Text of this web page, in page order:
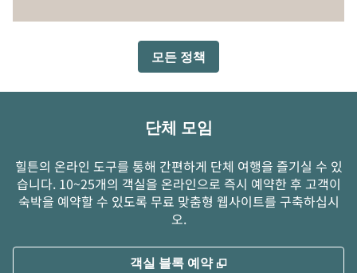
모든 정책
단체 모임
힐튼의 온라인 도구를 통해 간편하게 단체 여행을 즐기실 수 있
습니다. 10~25개의 객실을 온라인으로 즉시 예약한 후 고객이
숙박을 예약할 수 있도록 무료 맞춤형 웹사이트를 구축하십시
오.
객실 블록 예약 ,